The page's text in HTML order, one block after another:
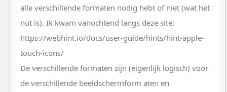
alle verschillende formaten nodig hebt of niet (wat het
nut is). Ik kwam vanochtend langs deze site:
https://webhint.io/docs/user-guide/hints/hint-apple-
touch-icons/
De verschillende formaten zijn (eigenlijk logisch) voor
de verschillende beeldschermform aten en